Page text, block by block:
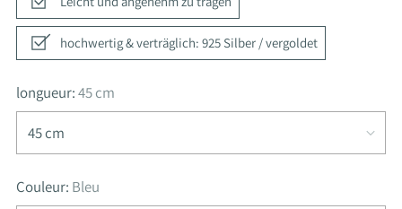
hochwertig & verträglich: 925 Silber / vergoldet
longueur:45 cm
Couleur: Bleu